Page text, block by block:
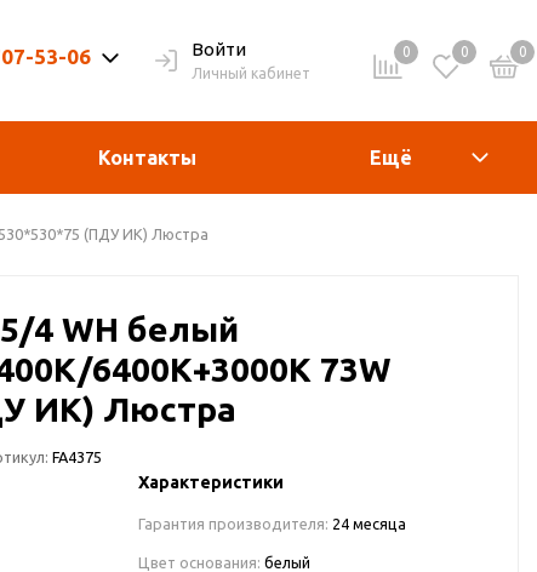
53-06 Войти
Личный кабинет
0 0 0
Контакты Ещё
(ПДУ ИК) Люстра
4 WH белый
6400K+3000K 73W
ИК) Люстра
FA4375
Характеристики
Гарантия производителя: 24 месяца
Цвет основания: белый